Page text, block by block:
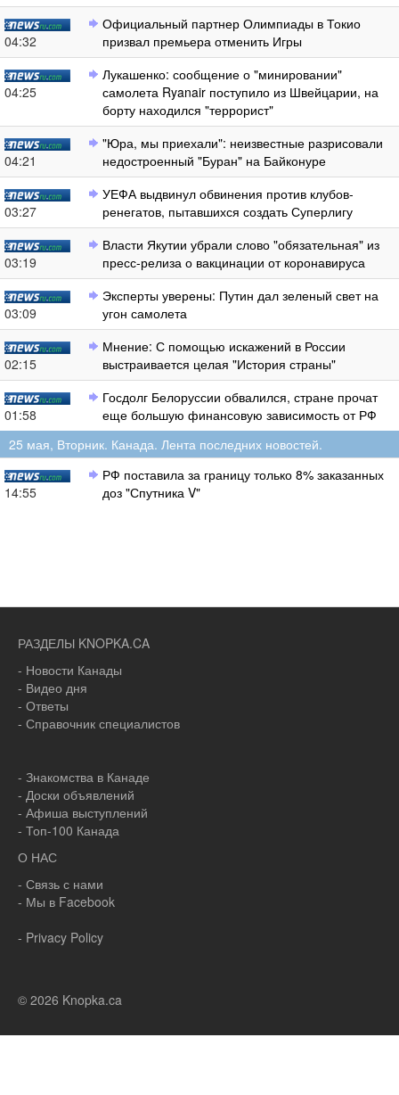
04:32
Официальный партнер Олимпиады в Токио
призвал премьера отменить Игры
04:25
Лукашенко: сообщение о "минировании"
самолета Ryanair поступило из Швейцарии, на
борту находился "террорист"
04:21
"Юра, мы приехали": неизвестные разрисовали
недостроенный "Буран" на Байконуре
03:27
УЕФА выдвинул обвинения против клубов-
ренегатов, пытавшихся создать Суперлигу
03:19
Власти Якутии убрали слово "обязательная" из
пресс-релиза о вакцинации от коронавируса
03:09
Эксперты уверены: Путин дал зеленый свет на
угон самолета
02:15
Мнение: С помощью искажений в России
выстраивается целая "История страны"
01:58
Госдолг Белоруссии обвалился, стране прочат
еще большую финансовую зависимость от РФ
25 мая, Вторник. Канада. Лента последних новостей.
14:55
РФ поставила за границу только 8% заказанных
доз "Спутника V"
РАЗДЕЛЫ KNOPKA.CA
- Новости Канады
- Видео дня
- Ответы
- Справочник специалистов
- Знакомства в Канаде
- Доски объявлений
- Афиша выступлений
- Топ-100 Канада
О НАС
- Связь с нами
- Мы в Facebook
- Privacy Policy
© 2026 Knopka.ca